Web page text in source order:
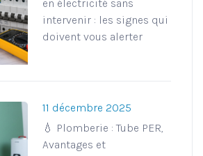
en électricité sans
intervenir : les signes qui
doivent vous alerter
11 décembre 2025
💧 Plomberie : Tube PER,
Avantages et